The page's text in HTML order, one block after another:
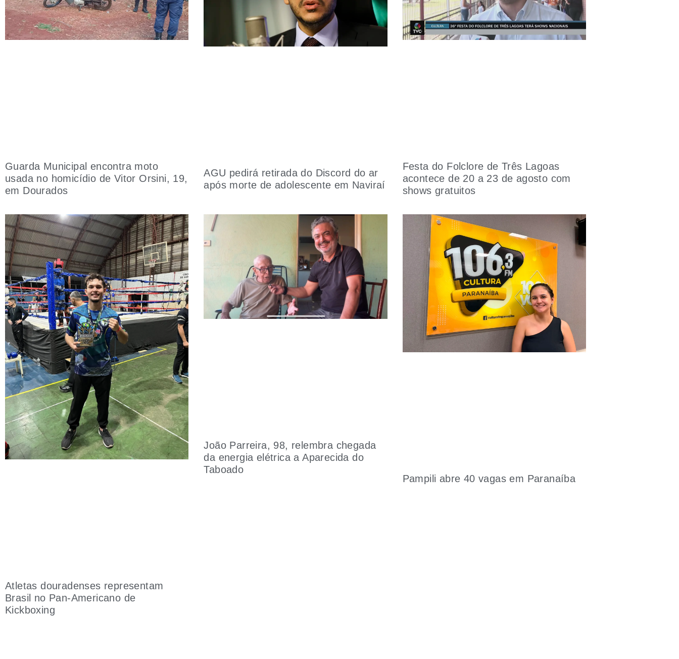
Guarda Municipal encontra moto
usada no homicídio de Vitor Orsini, 19,
em Dourados
AGU pedirá retirada do Discord do ar
após morte de adolescente em Naviraí
Festa do Folclore de Três Lagoas
acontece de 20 a 23 de agosto com
shows gratuitos
Atletas douradenses representam
Brasil no Pan-Americano de
Kickboxing
João Parreira, 98, relembra chegada
da energia elétrica a Aparecida do
Taboado
Pampili abre 40 vagas em Paranaíba